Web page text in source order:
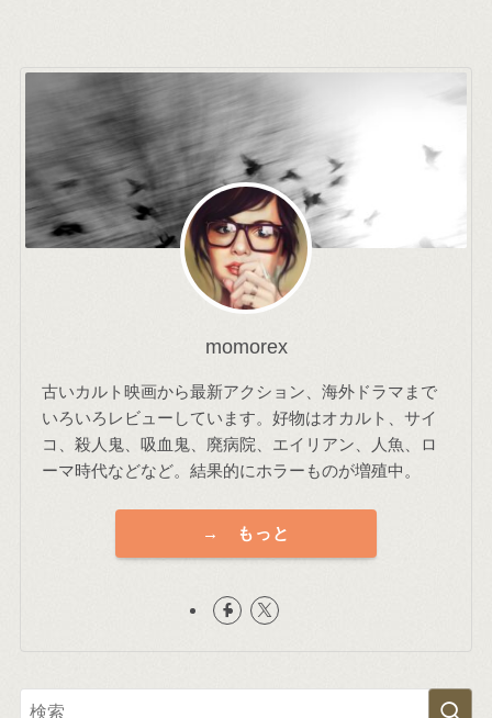
momorex
古いカルト映画から最新アクション、海外ドラマまで
いろいろレビューしています。好物はオカルト、サイ
コ、殺人鬼、吸血鬼、廃病院、エイリアン、人魚、ロ
ーマ時代などなど。結果的にホラーものが増殖中。
→ もっと